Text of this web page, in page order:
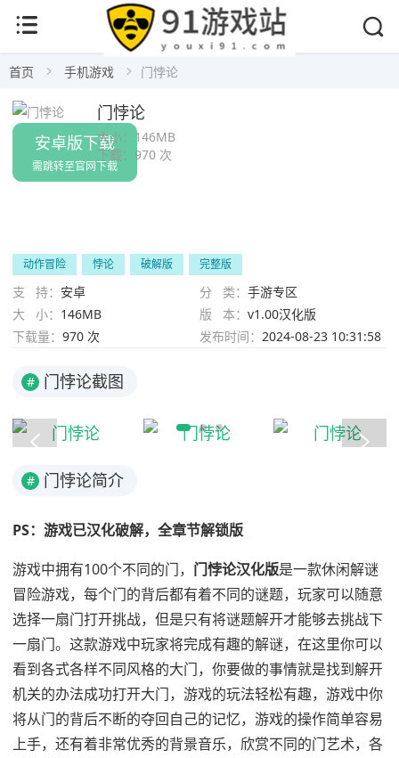
首页 手机游戏 门悖论
安卓版下载
需跳转至官网下载
大小：
146MB
下载： 970 次
门悖论
动作冒险 悖论 破解版 完整版
支 持： 安卓 分 类： 手游专区
大 小： 146MB 版 本： v1.00汉化版
下载量： 970 次 发布时间： 2024-08-23 10:31:58
# 门悖论截图
# 门悖论简介
PS：游戏已汉化破解，全章节解锁版
游戏中拥有100个不同的门， 门悖论汉化版是一款休闲解谜
冒险游戏，每个门的背后都有着不同的谜题，玩家可以随意
选择一扇门打开挑战，但是只有将谜题解开才能够去挑战下
一扇门。这款游戏中玩家将完成有趣的解谜，在这里你可以
看到各式各样不同风格的大门，你要做的事情就是找到解开
机关的办法成功打开大门，游戏的玩法轻松有趣，游戏中你
将从门的背后不断的夺回自己的记忆，游戏的操作简单容易
上手，还有着非常优秀的背景音乐，欣赏不同的门艺术，各